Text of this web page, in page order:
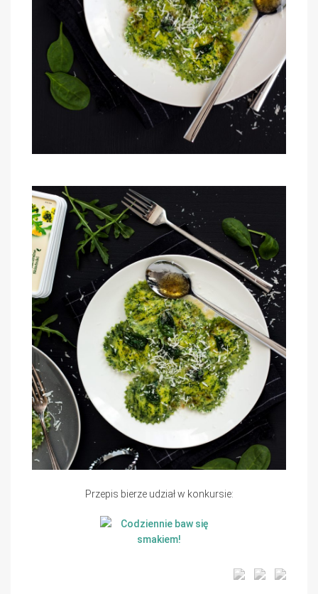
Przepis bierze udział w konkursie: